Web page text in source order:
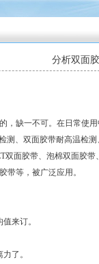
分析双面
，缺一不可。在日常使
测、双面胶带耐高温检
双面胶带、泡棉双面胶
带等，被广泛应用。
来订。
了。